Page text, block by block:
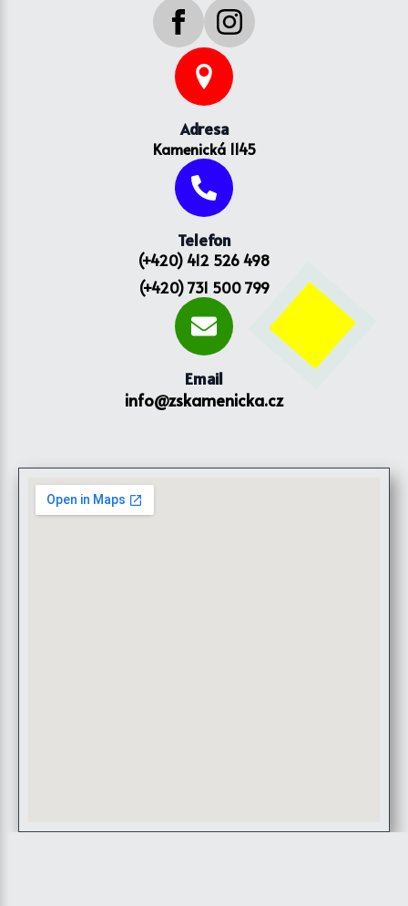
Adresa
Kamenická 1145
Telefon
(+420) 412 526 498
(+420) 731 500 799
Email
info@zskamenicka.cz